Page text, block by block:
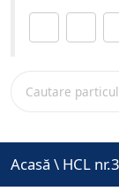
Acasă \ HCL